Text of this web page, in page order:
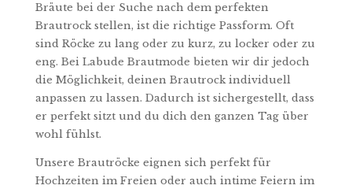
Bräute bei der Suche nach dem perfekten
Brautrock stellen, ist die richtige Passform. Oft
sind Röcke zu lang oder zu kurz, zu locker oder zu
eng. Bei Labude Brautmode bieten wir dir jedoch
die Möglichkeit, deinen Brautrock individuell
anpassen zu lassen. Dadurch ist sichergestellt, dass
er perfekt sitzt und du dich den ganzen Tag über
wohl fühlst.
Unsere Brautröcke eignen sich perfekt für
Hochzeiten im Freien oder auch intime Feiern im